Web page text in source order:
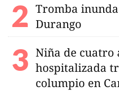
Tromba
Durango
Niña de cuatro
hospitalizada
columpio en